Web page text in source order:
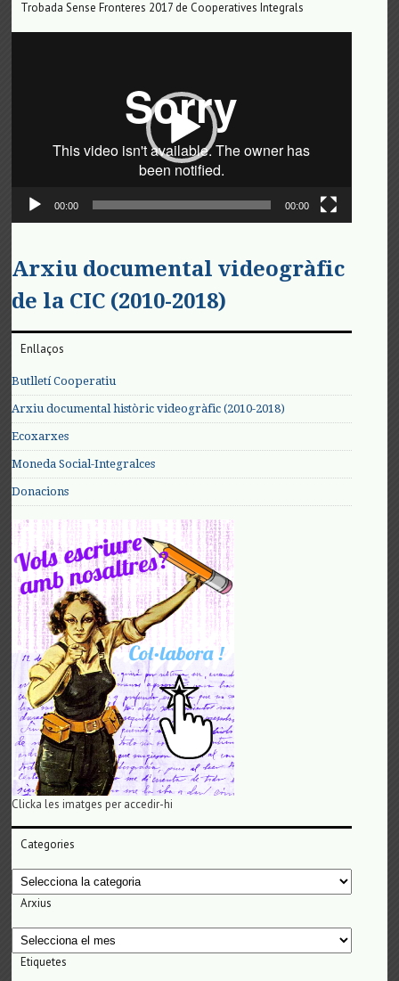
Trobada Sense Fronteres 2017 de Cooperatives Integrals
00:00 00:00
Arxiu documental videogràfic
de la CIC (2010-2018)
Enllaços
Butlletí Cooperatiu
Arxiu documental històric videogràfic (2010-2018)
Ecoxarxes
Moneda Social-Integralces
Donacions
Clicka les imatges per accedir-hi
Categories
Categories
Arxius
Arxius
Etiquetes